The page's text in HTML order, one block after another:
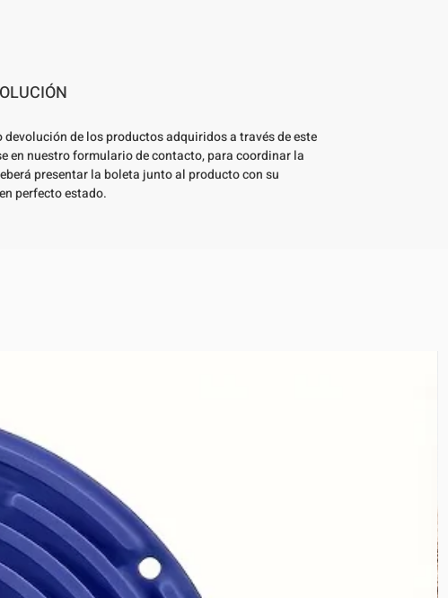
de los productos adquiridos a través de este
en nuestro formulario de contacto, para coordinar la
presentar la boleta junto al producto con su
perfecto estado.